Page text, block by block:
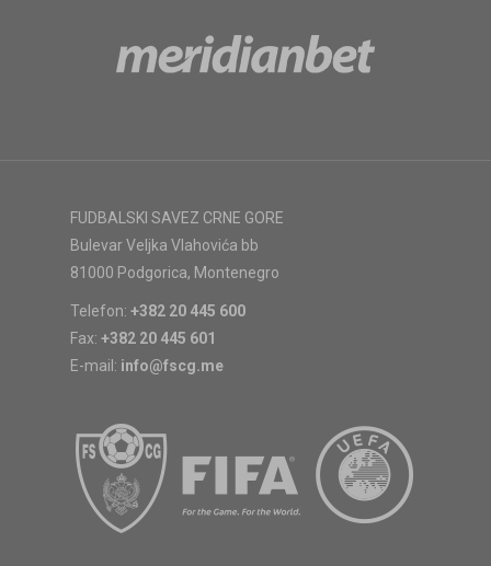
FUDBALSKI SAVEZ CRNE GORE
Bulevar Veljka Vlahovića bb
81000 Podgorica, Montenegro
Telefon: +382 20 445 600
Fax: +382 20 445 601
E-mail: info@fscg.me